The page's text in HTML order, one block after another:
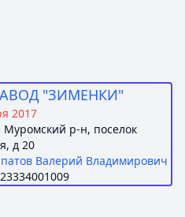
"ЗИМЕНКИ"
2017
Муромский р-н, поселок
д 20
Валерий Владимирович